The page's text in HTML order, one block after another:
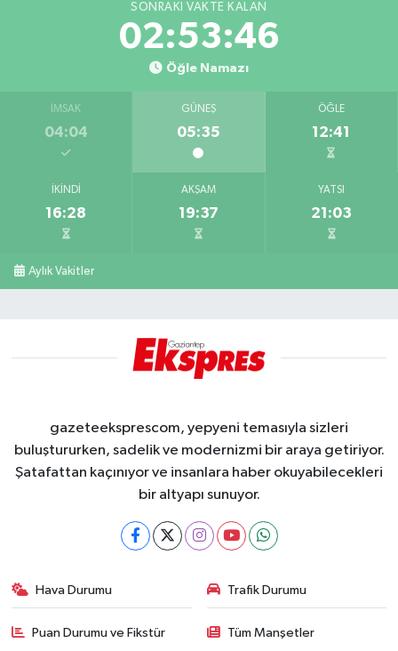
SONRAKI VAKTE KALAN
02:53:45
Öğle Namazı
İMSAK
04:04
GÜNEŞ
05:35
ÖĞLE
12:41
İKINDI
16:28
AKŞAM
19:37
YATSI
21:03
Aylık Vakitler
gazeteeksprescom, yepyeni temasıyla sizleri
buluştururken, sadelik ve modernizmi bir araya getiriyor.
Şatafattan kaçınıyor ve insanlara haber okuyabilecekleri
bir altyapı sunuyor.
Hava Durumu Trafik Durumu
Puan Durumu ve Fikstür Tüm Manşetler